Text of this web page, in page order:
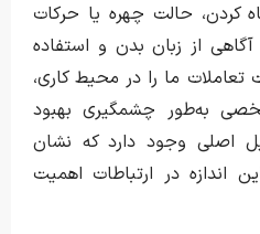
کردن، حالت چهره یا حرکات
از زبان بدن و استفاده
ما را در محیط کاری،
به‌طور چشمگیری بهبود
اصلی وجود دارد که نشان
اندازه در ارتباطات اهمیت